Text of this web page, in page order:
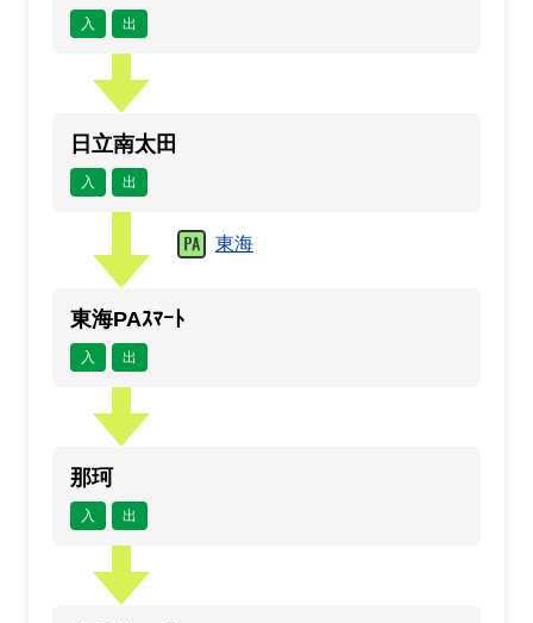
入 出
日立南太田
入 出
東海
東海PAｽﾏｰﾄ
入 出
那珂
入 出